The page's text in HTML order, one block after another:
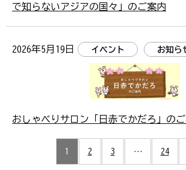
で知らないアジアの国々」のご案内
2026年5月19日 イベント お知ら
おしゃべりサロン「日赤でかだろ」の
1 2 3 … 24